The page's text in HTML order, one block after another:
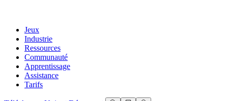
Jeux
Industrie
Ressources
Communauté
Apprentissage
Assistance
Tarifs